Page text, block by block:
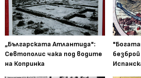
„Българската Атлантида":
Севтополис чака под водите
на Копринка